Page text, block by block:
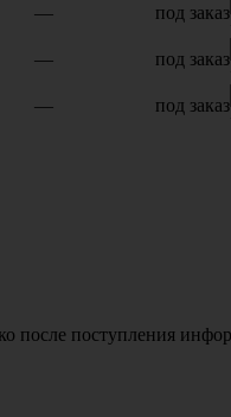
— под заказ
— под заказ
— под заказ
после поступления